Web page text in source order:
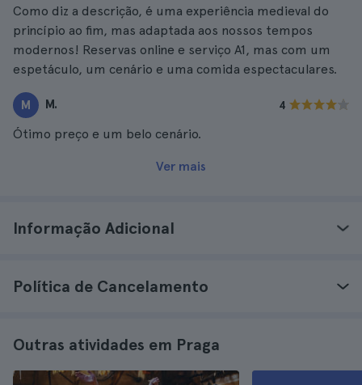
Como diz a descrição, é uma experiência medieval do
princípio ao fim, mas adaptada aos nossos tempos
modernos! Reservas online e serviço A1, mas com um
espetáculo, um cenário e uma comida espectaculares.
M M. 4
Ótimo preço e um belo cenário.
Ver mais
Informação Adicional
Política de Cancelamento
Outras atividades em Praga